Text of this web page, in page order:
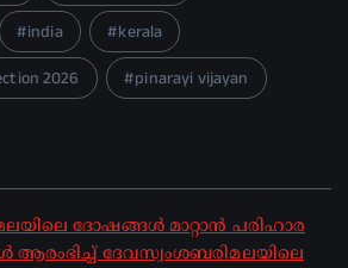
india
kerala
2026
pinarayi vijayan
ദോഷങ്ങൾ മാറ്റാൻ പരിഹാര
ആരംഭിച്ച് ദേവസ്വംശബരിമലയിലെ